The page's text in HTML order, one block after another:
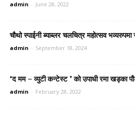
admin - June 28, 2022
चौथो स्पाईनी ब्याब्लर चलचित्र महोत्सव भव्यरुपमा
admin - September 18, 2024
‘द मम – व्युटी कन्टेस्ट ’ को उपाधी रमा खड्का
admin - February 28, 2022